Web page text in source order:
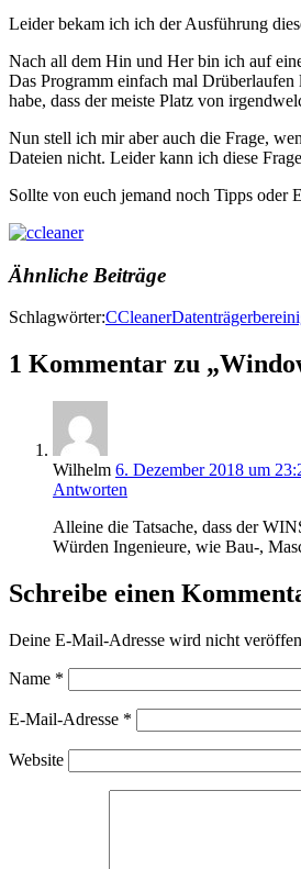
Leider bekam ich ich der Ausführung
Nach all dem Hin und Her bin ich auf
Das Programm einfach mal Drüberlaufen
habe, dass der meiste Platz von
Nun stell ich mir aber auch die Frage,
Dateien nicht. Leider kann ich diese
Sollte von euch jemand noch Tipps oder
Ähnliche Beiträge
Schlagwörter:CCleaner
1 Kommentar zu
Wilhelm 6. Dezember 2018 um
Antworten
Alleine die Tatsache, dass der
Würden Ingenieure, wie Bau-,
Schreibe einen
Deine E-Mail-Adresse wird nicht
Name *
E-Mail-Adresse *
Website